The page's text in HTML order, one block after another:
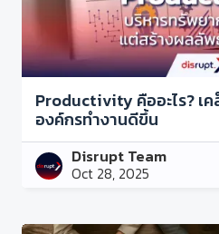
Productivity คืออะไร? เ
องค์กรทำงานดีขึ้น
Disrupt Team
Oct 28, 2025